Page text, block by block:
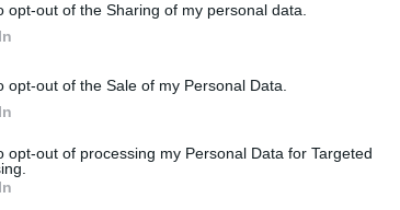
opt-out of the Sharing of my personal data.
opt-out of the Sale of my Personal Data.
opt-out of processing my Personal Data for Targeted
è stata fatta diventare una sorte di
ai terroristi di smettere di
noi. Chiedere ai terroristi,
al di fuori della violenza cieca e spiccia
politicamente corretto, non sia mai. E chi
forza, la versione internazionale